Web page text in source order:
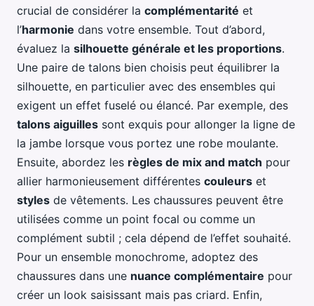
crucial de considérer la complémentarité et
l’harmonie dans votre ensemble. Tout d’abord,
évaluez la silhouette générale et les proportions.
Une paire de talons bien choisis peut équilibrer la
silhouette, en particulier avec des ensembles qui
exigent un effet fuselé ou élancé. Par exemple, des
talons aiguilles sont exquis pour allonger la ligne de
la jambe lorsque vous portez une robe moulante.
Ensuite, abordez les règles de mix and match pour
allier harmonieusement différentes couleurs et
styles de vêtements. Les chaussures peuvent être
utilisées comme un point focal ou comme un
complément subtil ; cela dépend de l’effet souhaité.
Pour un ensemble monochrome, adoptez des
chaussures dans une nuance complémentaire pour
créer un look saisissant mais pas criard. Enfin,